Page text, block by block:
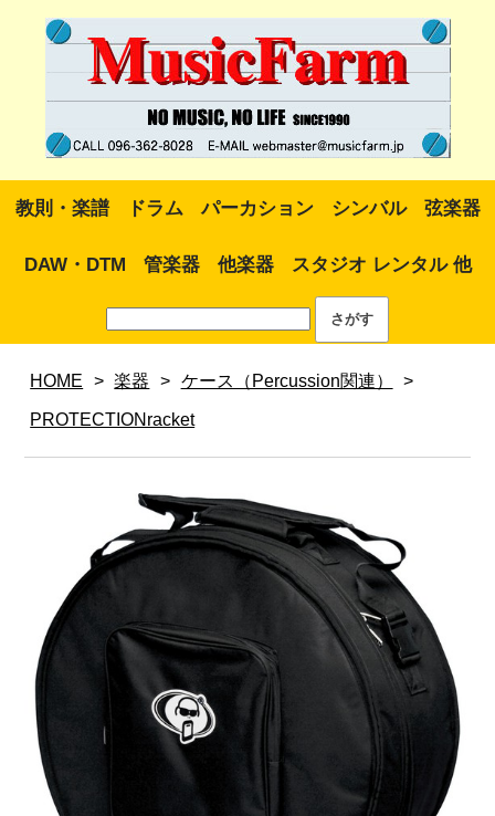
教則・楽譜 ドラム パーカション シンバル 弦楽器
DAW・DTM 管楽器 他楽器 スタジオ レンタル 他
HOME > 楽器 > ケース（Percussion関連） >
PROTECTIONracket